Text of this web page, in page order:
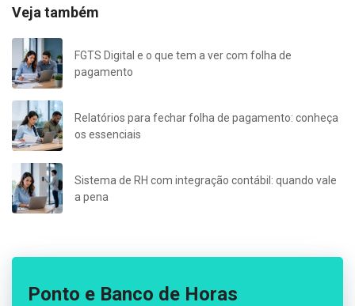
Veja também
FGTS Digital e o que tem a ver com folha de
pagamento
Relatórios para fechar folha de pagamento: conheça
os essenciais
Sistema de RH com integração contábil: quando vale
a pena
Ponto e Banco de Horas